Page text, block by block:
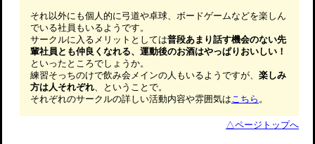
それ以外にも個人的に弓道や卓球、ボードゲームなどを楽しん
でいる社員もいるようです。
サークルに入るメリットとしては普段あまり話す機会のない先
輩社員とも仲良くなれる、運動後のお酒はやっぱりおいしい！
といったところでしょうか。
練習そっちのけで飲み会メインの人もいるようですが、 楽しみ
方は人それぞれ 、ということで。
それぞれのサークルの詳しい活動内容や雰囲気は こちら 。
△ページトップへ